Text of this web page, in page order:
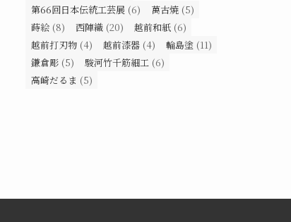
第66回日本伝統工芸展 (6) 萬古焼 (5)
蒔絵 (8) 西陣織 (20) 越前和紙 (6)
越前打刃物 (4) 越前漆器 (4) 輪島塗 (11)
鎌倉彫 (5) 駿河竹千筋細工 (6)
高崎だるま (5)